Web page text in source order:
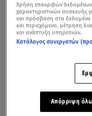
Χρήση επακριβών
χαρακτηριστικών συσκευής
και πρόσβαση στα δεδομένα
και περιεχόμενο, μέτρηση
και ανάπτυξη υπηρεσιών.
Κατάλογος συνεργατών
Απόρριψη